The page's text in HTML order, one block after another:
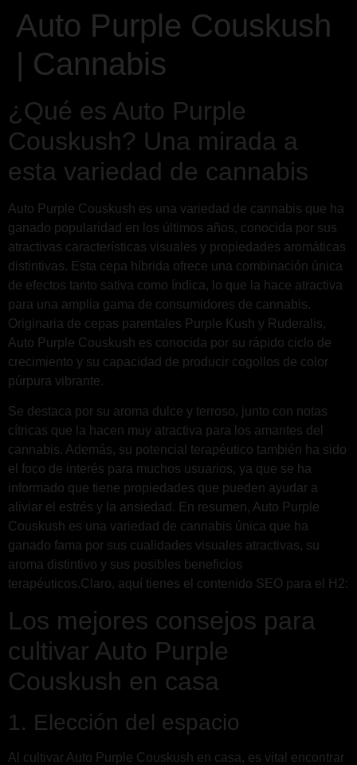
Auto Purple Couskush
| Cannabis
¿Qué es Auto Purple
Couskush? Una mirada a
esta variedad de cannabis
Auto Purple Couskush es una variedad de cannabis que ha
ganado popularidad en los últimos años, conocida por sus
atractivas características visuales y propiedades aromáticas
distintivas. Esta cepa híbrida ofrece una combinación única
de efectos tanto sativa como índica, lo que la hace atractiva
para una amplia gama de consumidores de cannabis.
Originaria de cepas parentales Purple Kush y Ruderalis,
Auto Purple Couskush es conocida por su rápido ciclo de
crecimiento y su capacidad de producir cogollos de color
púrpura vibrante.
Se destaca por su aroma dulce y terroso, junto con notas
cítricas que la hacen muy atractiva para los amantes del
cannabis. Además, su potencial terapéutico también ha sido
el foco de interés para muchos usuarios, ya que se ha
informado que tiene propiedades que pueden ayudar a
aliviar el estrés y la ansiedad. En resumen, Auto Purple
Couskush es una variedad de cannabis única que ha
ganado fama por sus cualidades visuales atractivas, su
aroma distintivo y sus posibles beneficios
terapéuticos.Claro, aquí tienes el contenido SEO para el H2:
Los mejores consejos para
cultivar Auto Purple
Couskush en casa
1. Elección del espacio
Al cultivar Auto Purple Couskush en casa, es vital encontrar